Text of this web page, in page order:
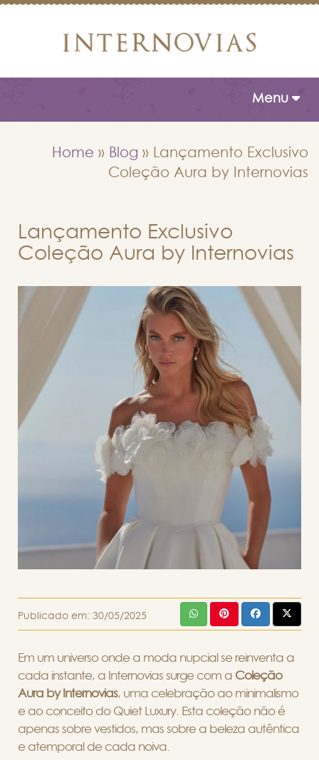
Toggle
Menu
Home » Blog »
Lançamento Exclusivo
Coleção Aura by Internovias
Lançamento Exclusivo
Coleção Aura by Internovias
Publicado em: 30/05/2025
Em um universo onde a moda nupcial se reinventa a
cada instante, a Internovias surge com a Coleção
Aura by Internovias, uma celebração ao minimalismo
e ao conceito do Quiet Luxury. Esta coleção não é
apenas sobre vestidos, mas sobre a beleza autêntica
e atemporal de cada noiva.